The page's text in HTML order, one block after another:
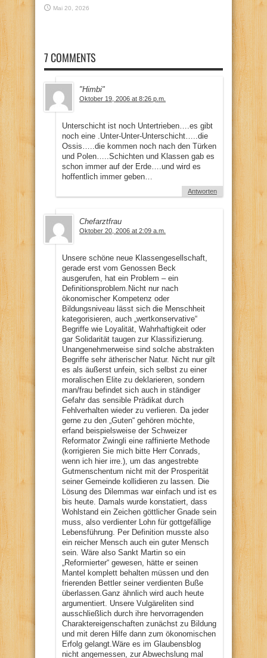
Mai 20, 2026
7 COMMENTS
"Himbi"
Oktober 19, 2006 at 8:26 p.m.
Unterschicht ist noch Untertrieben….es gibt
noch eine .Unter-Unter-Unterschicht…..die
Ossis…..die kommen noch nach den Türken
und Polen…..Schichten und Klassen gab es
schon immer auf der Erde….und wird es
hoffentlich immer geben…
Antworten
Chefarztfrau
Oktober 20, 2006 at 2:09 a.m.
Unsere schöne neue Klassengesellschaft,
gerade erst vom Genossen Beck
ausgerufen, hat ein Problem – ein
Definitionsproblem.Nicht nur nach
ökonomischer Kompetenz oder
Bildungsniveau lässt sich die Menschheit
kategorisieren, auch „wertkonservative“
Begriffe wie Loyalität, Wahrhaftigkeit oder
gar Solidarität taugen zur Klassifizierung.
Unangenehmerweise sind solche abstrakten
Begriffe sehr ätherischer Natur. Nicht nur gilt
es als äußerst unfein, sich selbst zu einer
moralischen Elite zu deklarieren, sondern
man/frau befindet sich auch in ständiger
Gefahr das sensible Prädikat durch
Fehlverhalten wieder zu verlieren. Da jeder
gerne zu den „Guten“ gehören möchte,
erfand beispielsweise der Schweizer
Reformator Zwingli eine raffinierte Methode
(korrigieren Sie mich bitte Herr Conrads,
wenn ich hier irre.), um das angestrebte
Gutmenschentum nicht mit der Prosperität
seiner Gemeinde kollidieren zu lassen. Die
Lösung des Dilemmas war einfach und ist es
bis heute. Damals wurde konstatiert, dass
Wohlstand ein Zeichen göttlicher Gnade sein
muss, also verdienter Lohn für gottgefällige
Lebensführung. Per Definition musste also
ein reicher Mensch auch ein guter Mensch
sein. Wäre also Sankt Martin so ein
„Reformierter“ gewesen, hätte er seinen
Mantel komplett behalten müssen und den
frierenden Bettler seiner verdienten Buße
überlassen.Ganz ähnlich wird auch heute
argumentiert. Unsere Vulgäreliten sind
ausschließlich durch ihre hervorragenden
Charaktereigenschaften zunächst zu Bildung
und mit deren Hilfe dann zum ökonomischen
Erfolg gelangt.Wäre es im Glaubensblog
nicht angemessen, zur Abwechslung mal